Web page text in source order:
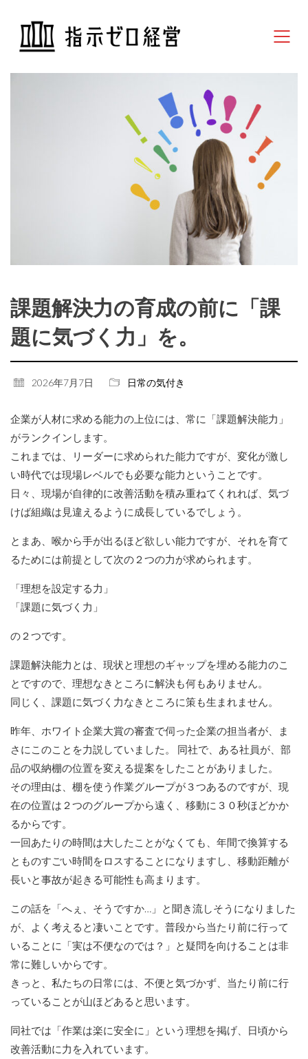
課題解決力の育成の前に「課
題に気づく力」を。
2026年7月7日 日常の気付き
企業が人材に求める能力の上位には、常に「課題解決能力」
がランクインします。
これまでは、リーダーに求められた能力ですが、変化が激し
い時代では現場レベルでも必要な能力ということです。
日々、現場が自律的に改善活動を積み重ねてくれれば、気づ
けば組織は見違えるように成長しているでしょう。
とまあ、喉から手が出るほど欲しい能力ですが、それを育て
るためには前提として次の２つの力が求められます。
「理想を設定する力」
「課題に気づく力」
の２つです。
課題解決能力とは、現状と理想のギャップを埋める能力のこ
とですので、理想なきところに解決も何もありません。
同じく、課題に気づく力なきところに策も生まれません。
昨年、ホワイト企業大賞の審査で伺った企業の担当者が、ま
さにこのことを力説していました。 同社で、ある社員が、部
品の収納棚の位置を変える提案をしたことがありました。
その理由は、棚を使う作業グループが３つあるのですが、現
在の位置は２つのグループから遠く、移動に３０秒ほどかか
るからです。
一回あたりの時間は大したことがなくても、年間で換算する
とものすごい時間をロスすることになりますし、移動距離が
長いと事故が起きる可能性も高まります。
この話を「へぇ、そうですか…」と聞き流しそうになりました
が、よく考えると凄いことです。普段から当たり前に行って
いることに「実は不便なのでは？」と疑問を向けることは非
常に難しいからです。
きっと、私たちの日常には、不便と気づかず、当たり前に行
っていることが山ほどあると思います。
同社では「作業は楽に安全に」という理想を掲げ、日頃から
改善活動に力を入れています。